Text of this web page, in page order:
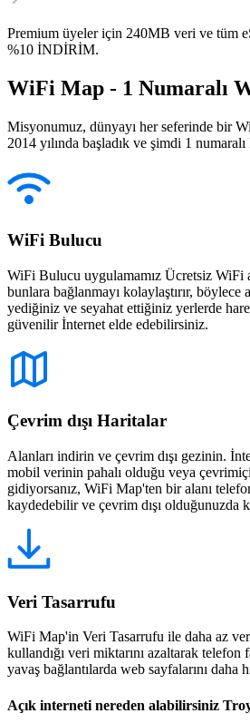
Premium üyeler için 240MB veri ve tüm
%10 İNDİRİM.
WiFi Map - 1 Numaralı
Misyonumuz, dünyayı her seferinde bir
2014 yılında başladık ve şimdi 1 numaralı
WiFi Bulucu
WiFi Bulucu uygulamamız Ücretsiz WiFi
bunlara bağlanmayı kolaylaştırır, böylece
yediğiniz ve seyahat ettiğiniz yerlerde
güvenilir İnternet elde edebilirsiniz.
Çevrim dışı Haritalar
Alanları indirin ve çevrim dışı gezinin.
mobil verinin pahalı olduğu veya çevrimiçi
gidiyorsanız, WiFi Map'ten bir alanı
kaydedebilir ve çevrim dışı olduğunuzda
Veri Tasarrufu
WiFi Map'in Veri Tasarrufu ile daha az
kullandığı veri miktarını azaltarak telefon
yavaş bağlantılarda web sayfalarını daha
Açık interneti nereden alabilirsiniz